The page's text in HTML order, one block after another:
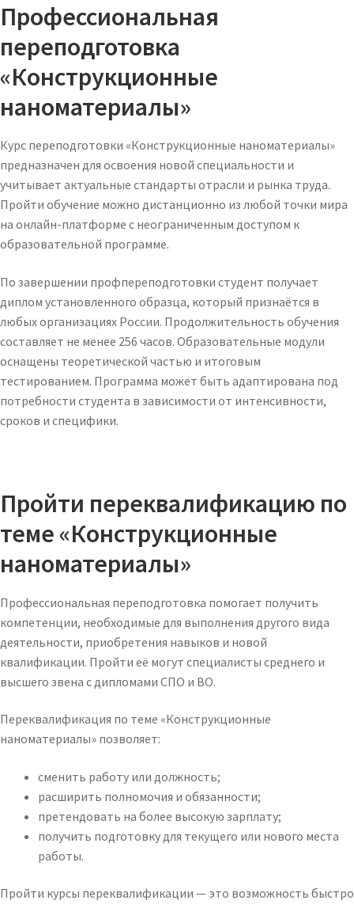
Профессиональная
переподготовка
«Конструкционные
наноматериалы»
Курс переподготовки «Конструкционные наноматериалы»
предназначен для освоения новой специальности и
учитывает актуальные стандарты отрасли и рынка труда.
Пройти обучение можно дистанционно из любой точки мира
на онлайн-платформе с неограниченным доступом к
образовательной программе.
По завершении профпереподготовки студент получает
диплом установленного образца, который признаётся в
любых организациях России. Продолжительность обучения
составляет не менее 256 часов. Образовательные модули
оснащены теоретической частью и итоговым
тестированием. Программа может быть адаптирована под
потребности студента в зависимости от интенсивности,
сроков и специфики.
Пройти переквалификацию по
теме «Конструкционные
наноматериалы»
Профессиональная переподготовка помогает получить
компетенции, необходимые для выполнения другого вида
деятельности, приобретения навыков и новой
квалификации. Пройти её могут специалисты среднего и
высшего звена с дипломами СПО и ВО.
Переквалификация по теме «Конструкционные
наноматериалы» позволяет:
сменить работу или должность;
расширить полномочия и обязанности;
претендовать на более высокую зарплату;
получить подготовку для текущего или нового места
работы.
Пройти курсы переквалификации — это возможность быстро